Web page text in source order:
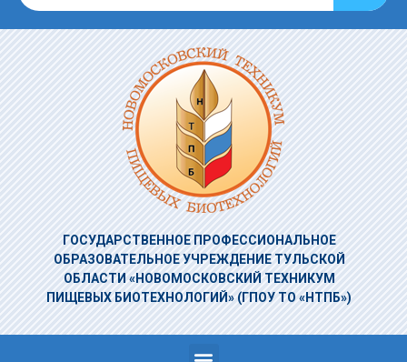
ГОСУДАРСТВЕННОЕ ПРОФЕССИОНАЛЬНОЕ
ОБРАЗОВАТЕЛЬНОЕ УЧРЕЖДЕНИЕТУЛЬСКОЙ
ОБЛАСТИ «НОВОМОСКОВСКИЙ ТЕХНИКУМ
ПИЩЕВЫХ БИОТЕХНОЛОГИЙ» (ГПОУ ТО «НТПБ»)